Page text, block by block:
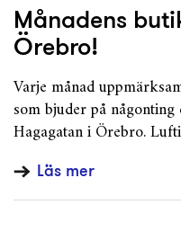
Månadens
Örebro!
Varje månad
som bjuder på
Hagagatan i Örebro.
Läs mer